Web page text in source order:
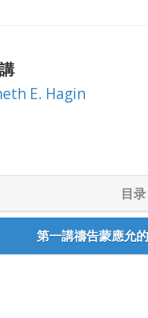
E. Hagin
目录
第一講禱告蒙應允